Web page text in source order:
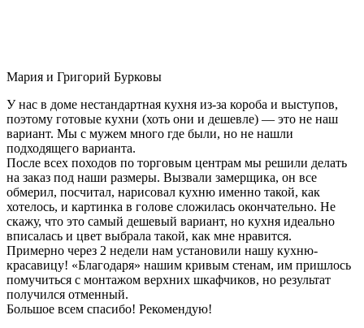
Мария и Григорий Бурковы
У нас в доме нестандартная кухня из-за короба и выступов,
поэтому готовые кухни (хоть они и дешевле) — это не наш
вариант. Мы с мужем много где были, но не нашли
подходящего варианта.
После всех походов по торговым центрам мы решили делать
на заказ под наши размеры. Вызвали замерщика, он все
обмерил, посчитал, нарисовал кухню именно такой, как
хотелось, и картинка в голове сложилась окончательно. Не
скажу, что это самый дешевый вариант, но кухня идеально
вписалась и цвет выбрала такой, как мне нравится.
Примерно через 2 недели нам установили нашу кухню-
красавицу! «Благодаря» нашим кривым стенам, им пришлось
помучиться с монтажом верхних шкафчиков, но результат
получился отменный.
Большое всем спасибо! Рекомендую!